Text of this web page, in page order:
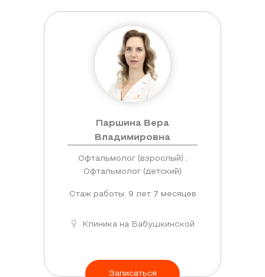
Паршина Вера
Владимировна
Офтальмолог (взрослый) ,
Офтальмолог (детский)
Стаж работы: 9 лет 7 месяцев
Клиника на Бабушкинской
Записаться